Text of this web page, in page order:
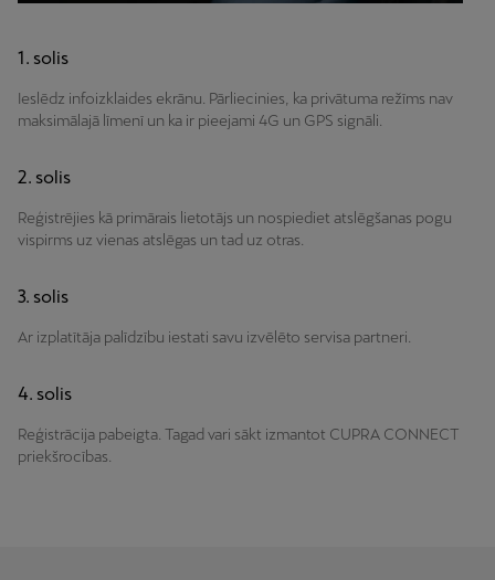
1. solis
Ieslēdz infoizklaides ekrānu. Pārliecinies, ka privātuma režīms nav
maksimālajā līmenī un ka ir pieejami 4G un GPS signāli.
2. solis
Reģistrējies kā primārais lietotājs un nospiediet atslēgšanas pogu
vispirms uz vienas atslēgas un tad uz otras.
3. solis
Ar izplatītāja palīdzību iestati savu izvēlēto servisa partneri.
4. solis
Reģistrācija pabeigta. Tagad vari sākt izmantot CUPRA CONNECT
priekšrocības.